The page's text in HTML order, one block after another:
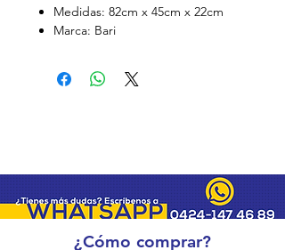
Medidas: 82cm x 45cm x 22cm
Marca: Bari
¿Cómo comprar?